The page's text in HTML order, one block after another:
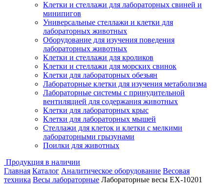
Клетки и стеллажи для лабораторных свиней и
минипигов
Универсальные стеллажи и клетки для
лабораторных животных
Оборудование для изучения поведения
лабораторных животных
Клетки и стеллажи для кроликов
Клетки и стеллажи для морских свинок
Клетки для лабораторных обезьян
Лабораторные клетки для изучения метаболизма
Лабораторные системы с принудительной
вентиляцией для содержания животных
Клетки для лабораторных крыс
Клетки для лабораторных мышей
Стеллажи для клеток и клетки с мелкими
лабораторными грызунами
Поилки для животных
Продукция в наличии
Главная Каталог Аналитическое оборудование Весовая
техника Весы лабораторные Лабораторные весы EX-10201